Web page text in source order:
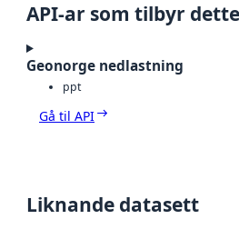
API-ar som tilbyr
Geonorge nedlastning
ppt
Gå til API
Liknande datasett